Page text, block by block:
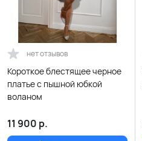
нет отзывов
Короткое блестящее черное
платье с пышной юбкой
воланом
11 900 р.